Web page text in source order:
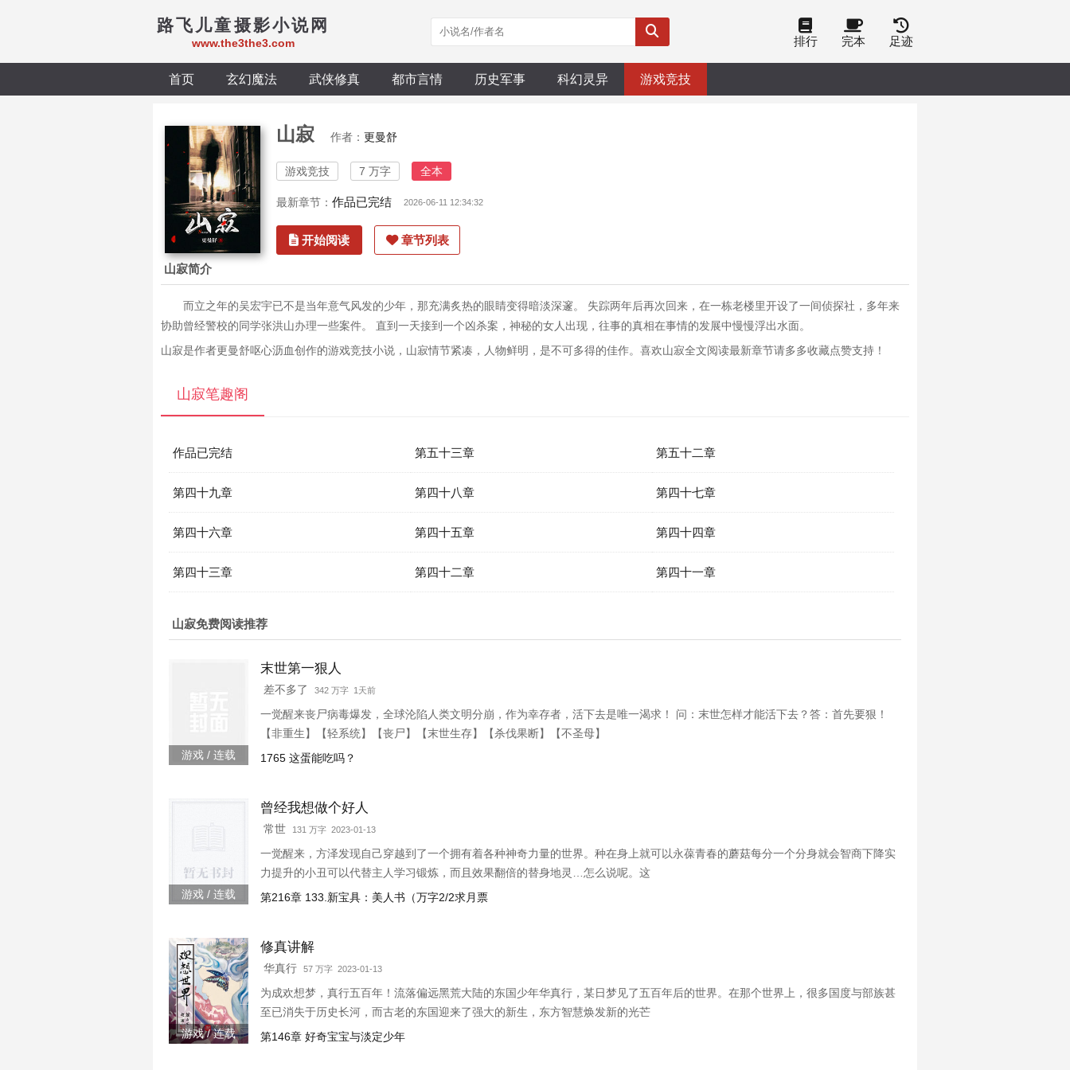
路飞儿童摄影小说网
www.the3the3.com 排行 完本 足迹
首页 玄幻魔法 武侠修真 都市言情 历史军事 科幻灵异 游戏竞技
山寂 作者： 更曼舒
游戏竞技 7 万字 全本
最新章节： 作品已完结 2026-06-11 12:34:32
开始阅读 章节列表
山寂简介
而立之年的吴宏宇已不是当年意气风发的少年，那充满炙热的眼睛变得暗淡深邃。 失踪两年后再次回来，在一栋老楼里开设了一间侦探社，多年来
协助曾经警校的同学张洪山办理一些案件。 直到一天接到一个凶杀案，神秘的女人出现，往事的真相在事情的发展中慢慢浮出水面。
山寂是作者更曼舒呕心沥血创作的游戏竞技小说，山寂情节紧凑，人物鲜明，是不可多得的佳作。喜欢山寂全文阅读最新章节请多多收藏点赞支持！
山寂笔趣阁
作品已完结 第五十三章 第五十二章
第四十九章 第四十八章 第四十七章
第四十六章 第四十五章 第四十四章
第四十三章 第四十二章 第四十一章
山寂免费阅读推荐
游戏 / 连载
末世第一狠人
差不多了 342 万字 1天前
一觉醒来丧尸病毒爆发，全球沦陷人类文明分崩，作为幸存者，活下去是唯一渴求！ 问：末世怎样才能活下去？答：首先要狠！
【非重生】【轻系统】【丧尸】【末世生存】【杀伐果断】【不圣母】
1765 这蛋能吃吗？
游戏 / 连载
曾经我想做个好人
常世 131 万字 2023-01-13
一觉醒来，方泽发现自己穿越到了一个拥有着各种神奇力量的世界。种在身上就可以永葆青春的蘑菇每分一个分身就会智商下降实
力提升的小丑可以代替主人学习锻炼，而且效果翻倍的替身地灵…怎么说呢。这
第216章 133.新宝具：美人书（万字2/2求月票
游戏 / 连载
修真讲解
华真行 57 万字 2023-01-13
为成欢想梦，真行五百年！流落偏远黑荒大陆的东国少年华真行，某日梦见了五百年后的世界。在那个世界上，很多国度与部族甚
至已消失于历史长河，而古老的东国迎来了强大的新生，东方智慧焕发新的光芒
第146章 好奇宝宝与淡定少年